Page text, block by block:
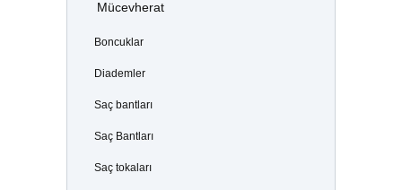
Mücevherat
Boncuklar
Diademler
Saç bantları
Saç Bantları
Saç tokaları